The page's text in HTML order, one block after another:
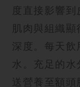
度直接影響
肌肉與組織
深度。每天
水。充足的水
送營養至額頭